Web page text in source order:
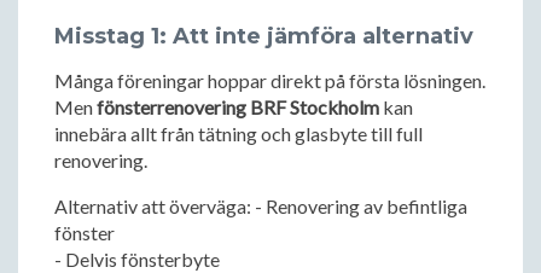
Misstag 1: Att inte jämföra alternativ
Många föreningar hoppar direkt på första lösningen.
Menfönsterrenovering BRF Stockholm kan
innebära allt från tätning och glasbyte till full
renovering.
Alternativ att överväga: - Renovering av befintliga
fönster
- Delvis fönsterbyte